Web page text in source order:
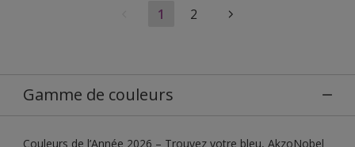
1 2
Gamme de couleurs
Couleurs de l’Année 2026 – Trouvez votre bleu, AkzoNobel